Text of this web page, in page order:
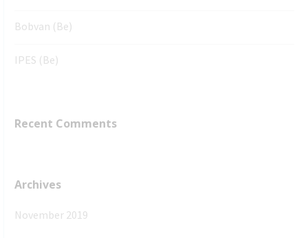
Bobvan (Be)
IPES (Be)
Recent Comments
Archives
November 2019